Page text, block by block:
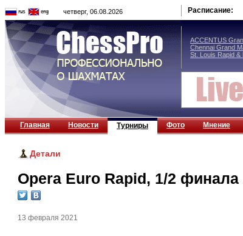
четверг, 06.08.2026 Расписание:
ACCENTUS
Chennai Grand
St. Louis Rapid &
Главная Новости Турниры Фото Мнение
Детали
Opera Euro Rapid, 1/2 финала
13 февраля 2021